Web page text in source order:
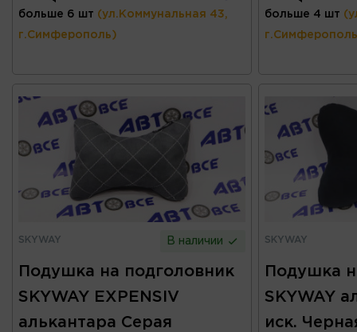
больше 6 шт (ул.Коммунальная 43,
г.Симферополь)
больше 4 шт
SKYWAY В наличии
Подушка на подголовник
SKYWAY EXPENSIV
алькантара Серая
SKYWAY
Подушка
SKYWAY
иск.